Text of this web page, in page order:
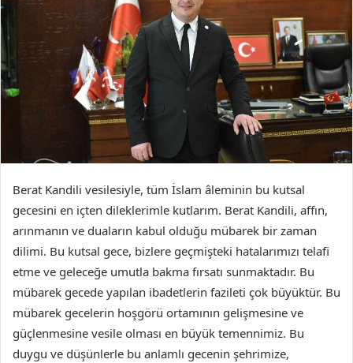
Berat Kandili vesilesiyle, tüm İslam âleminin bu kutsal
gecesini en içten dileklerimle kutlarım. Berat Kandili, affın,
arınmanın ve duaların kabul olduğu mübarek bir zaman
dilimi. Bu kutsal gece, bizlere geçmişteki hatalarımızı telafi
etme ve geleceğe umutla bakma fırsatı sunmaktadır. Bu
mübarek gecede yapılan ibadetlerin fazileti çok büyüktür. Bu
mübarek gecelerin hoşgörü ortamının gelişmesine ve
güçlenmesine vesile olması en büyük temennimiz. Bu
duygu ve düşünlerle bu anlamlı gecenin şehrimize,